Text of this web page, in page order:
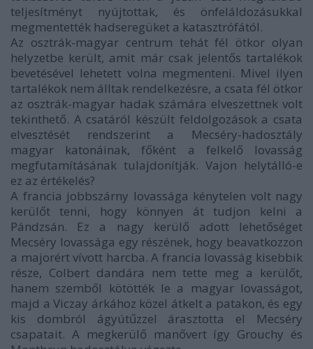
teljesítményt nyújtottak, és önfeláldozásukkal
megmentették hadseregüket a katasztrófától.
Az osztrák-magyar centrum tehát fél ötkor olyan
helyzetbe került, amit már csak jelentős tartalékok
bevetésével lehetett volna megmenteni. Mivel ilyen
tartalékok nem álltak rendelkezésre, a csata fél ötkor
az osztrák-magyar hadak számára elveszettnek volt
tekinthető. A csatáról készült feldolgozások a csata
elvesztését rendszerint a Mecséry-hadosztály
magyar katonáinak, főként a felkelő lovasság
megfutamításának tulajdonítják. Vajon helytálló-e
ez az értékelés?
A francia jobbszárny lovassága kénytelen volt nagy
kerülőt tenni, hogy könnyen át tudjon kelni a
Pándzsán. Ez a nagy kerülő adott lehetőséget
Mecséry lovassága egy részének, hogy beavatkozzon
a majorért vívott harcba. A francia lovasság kisebbik
része, Colbert dandára nem tette meg a kerülőt,
hanem szemből kötötték le a magyar lovasságot,
majd a Viczay árkához közel átkelt a patakon, és egy
kis dombról ágyútűzzel árasztotta el Mecséry
csapatait. A megkerülő manővert így Grouchy és